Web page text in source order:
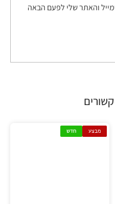
והאתר שלי לפעם הבאה
מבצע חדש